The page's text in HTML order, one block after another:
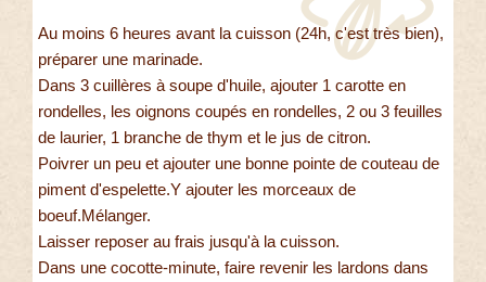
Au moins 6 heures avant la cuisson (24h, c'est très bien),
préparer une marinade.
Dans 3 cuillères à soupe d'huile, ajouter 1 carotte en
rondelles, les oignons coupés en rondelles, 2 ou 3 feuilles
de laurier, 1 branche de thym et le jus de citron.
Poivrer un peu et ajouter une bonne pointe de couteau de
piment d'espelette.Y ajouter les morceaux de
boeuf.Mélanger.
Laisser reposer au frais jusqu'à la cuisson.
Dans une cocotte-minute, faire revenir les lardons dans